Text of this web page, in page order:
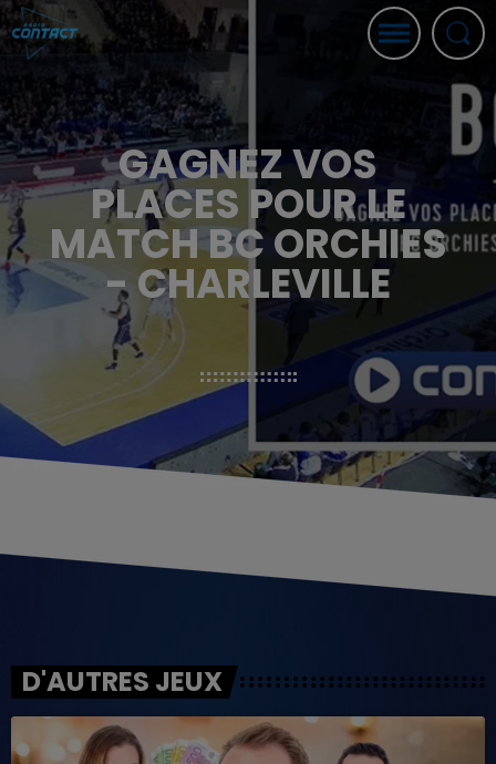
GAGNEZ VOS
PLACES POUR LE
MATCH BC ORCHIES
- CHARLEVILLE
D'AUTRES JEUX